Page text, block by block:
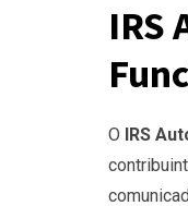
IRS
O IRS